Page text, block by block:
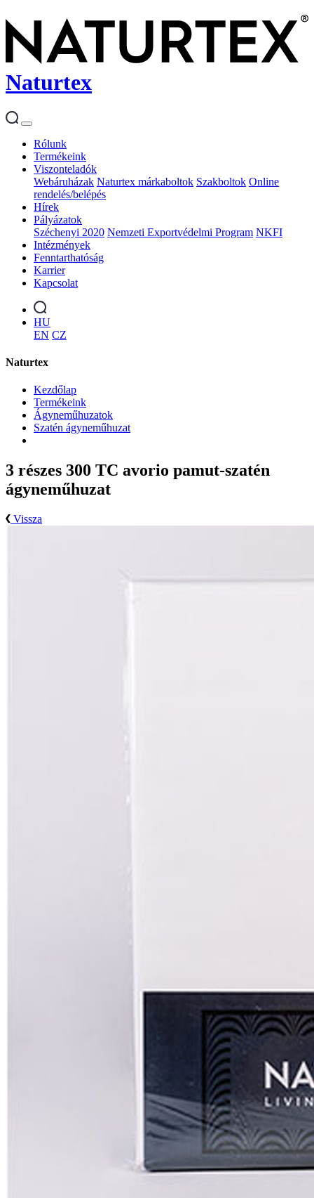
Naturtex
Rólunk
Termékeink
Viszonteladók
Webáruházak Naturtex márkaboltok Szakboltok Online
rendelés/belépés
Hírek
Pályázatok
Széchenyi 2020 Nemzeti Exportvédelmi Program NKFI
Intézmények
Fenntarthatóság
Karrier
Kapcsolat
HU
EN CZ
Naturtex
Kezdőlap
Termékeink
Ágyneműhuzatok
Szatén ágyneműhuzat
3 részes 300 TC avorio pamut-szatén
ágyneműhuzat
Vissza